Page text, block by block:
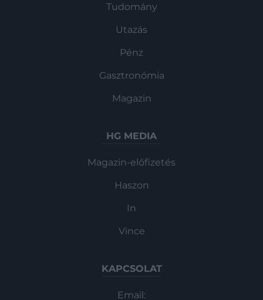
Tudomány
Utazás
Pénz
Gasztronómia
Magazin
HG MEDIA
Magazin-előfizetés
Haszon
In
Vince
KAPCSOLAT
Email: